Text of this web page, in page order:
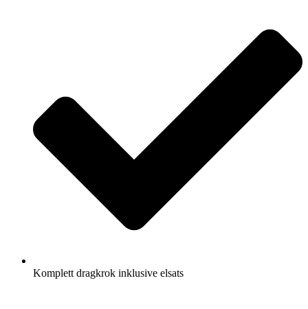
Komplett dragkrok inklusive elsats